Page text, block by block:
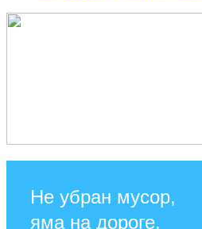
Не убран мусор,
яма на дороге,